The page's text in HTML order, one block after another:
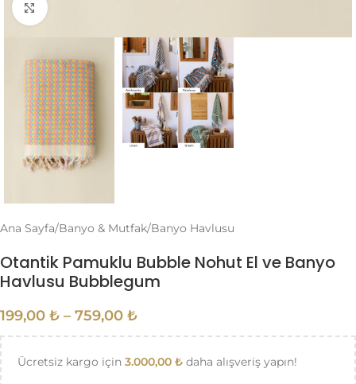
Büyütmek için tıklayın
Ana Sayfa/Banyo & Mutfak/Banyo Havlusu
Otantik Pamuklu Bubble Nohut El ve Banyo
Havlusu Bubblegum
199,00 ₺ – 759,00 ₺
Ücretsiz kargo için 3.000,00 ₺ daha alışveriş yapın!